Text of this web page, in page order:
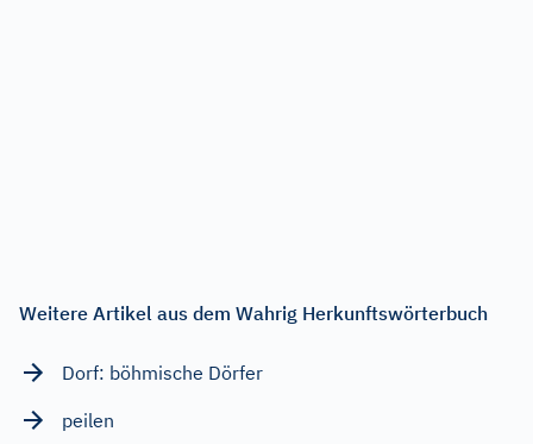
Weitere Artikel aus dem Wahrig Herkunftswörterbuch
Dorf: böhmische Dörfer
peilen